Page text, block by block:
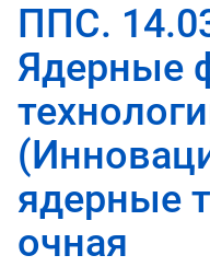
ППС.
Ядерные
ядерные
очная